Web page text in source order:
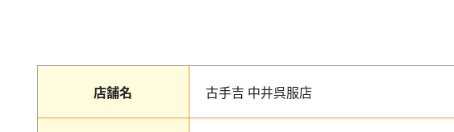
店舗名 古手吉 中井呉服店